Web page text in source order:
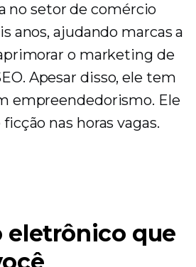
no setor de comércio
anos, ajudando marcas a
o marketing de
Apesar disso, ele tem
empreendedorismo. Ele
nas horas vagas.
eletrônico que